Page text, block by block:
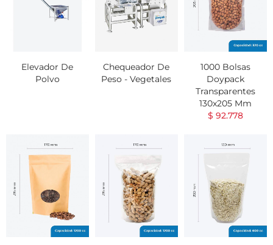
Elevador De
Polvo
Chequeador De
Peso - Vegetales
1000 Bolsas
Doypack
Transparentes
130x205 Mm
$ 92.778